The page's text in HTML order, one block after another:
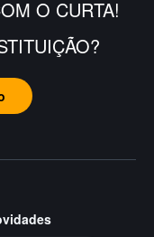
O CURTA!